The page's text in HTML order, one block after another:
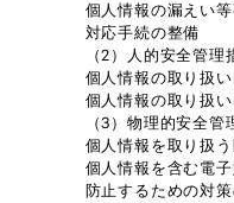
個人情報の漏えい
対応手続の整備
（2）人的安全管理
個人情報の取り扱
個人情報の取り扱
（3）物理的安全管
個人情報を取り扱
個人情報を含む電
防止するための対